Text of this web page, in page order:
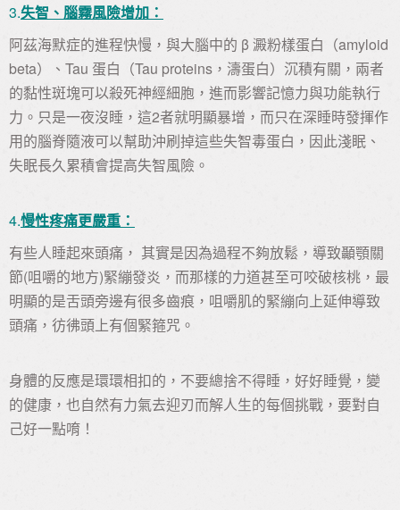
3.失智、腦霧風險增加：
阿茲海默症的進程快慢，與大腦中的 β 澱粉樣蛋白（amyloid
beta）、Tau 蛋白（Tau proteins，濤蛋白）沉積有關，兩者
的黏性斑塊可以殺死神經細胞，進而影響記憶力與功能執行
力。只是一夜沒睡，這2者就明顯暴增，而只在深睡時發揮作
用的腦脊隨液可以幫助沖刷掉這些失智毒蛋白，因此淺眠、
失眠長久累積會提高失智風險。
4.慢性疼痛更嚴重：
有些人睡起來頭痛， 其實是因為過程不夠放鬆，導致顳顎關
節(咀嚼的地方)緊繃發炎，而那樣的力道甚至可咬破核桃，最
明顯的是舌頭旁邊有很多齒痕，咀嚼肌的緊繃向上延伸導致
頭痛，彷彿頭上有個緊箍咒。
身體的反應是環環相扣的，不要總捨不得睡，好好睡覺，變
的健康，也自然有力氣去迎刃而解人生的每個挑戰，要對自
己好一點唷！